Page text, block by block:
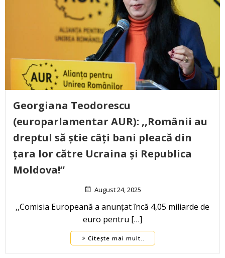
Georgiana Teodorescu
(europarlamentar AUR): ,,Românii au
dreptul să știe câți bani pleacă din
țara lor către Ucraina și Republica
Moldova!”
August 24, 2025
,,Comisia Europeană a anunțat încă 4,05 miliarde de
euro pentru […]
Citește mai mult..